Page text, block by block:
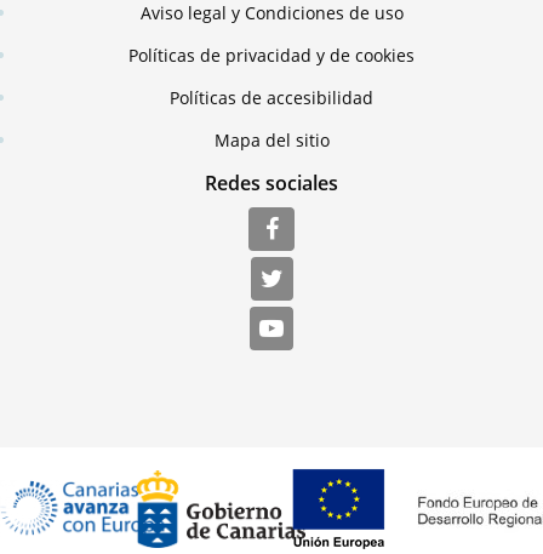
Aviso legal y Condiciones de uso
Políticas de privacidad y de cookies
Políticas de accesibilidad
Mapa del sitio
Redes sociales